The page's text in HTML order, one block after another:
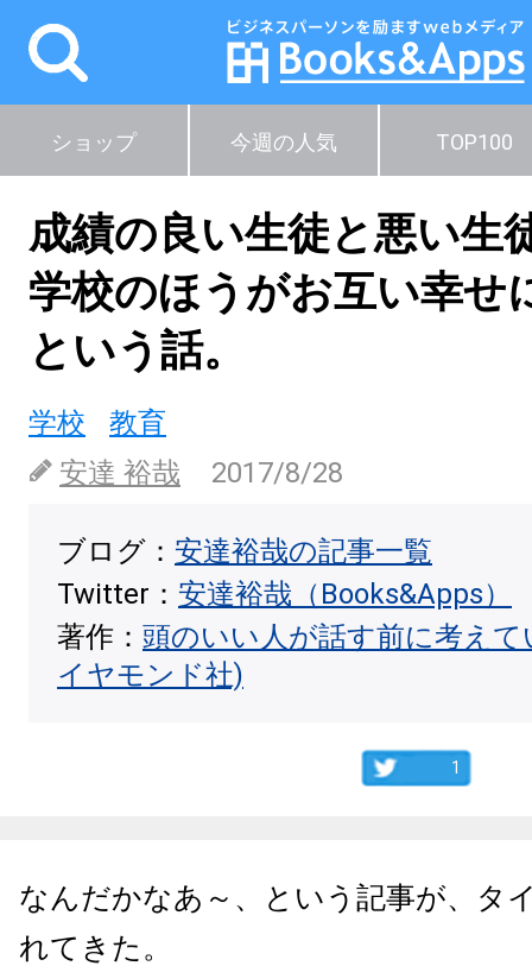
ショップ 今週の人気 TOP100
成績の良い生徒と悪い生
学校のほうがお互い幸せ
という話。
学校
教育
安達 裕哉
2017/8/28
ブログ： 安達裕哉の記事一覧
Twitter： 安達裕哉（Books&Apps）
著作： 頭のいい人が話す前に考え
イヤモンド社)
1
なんだかなあ～、という記事が、タ
れてきた。